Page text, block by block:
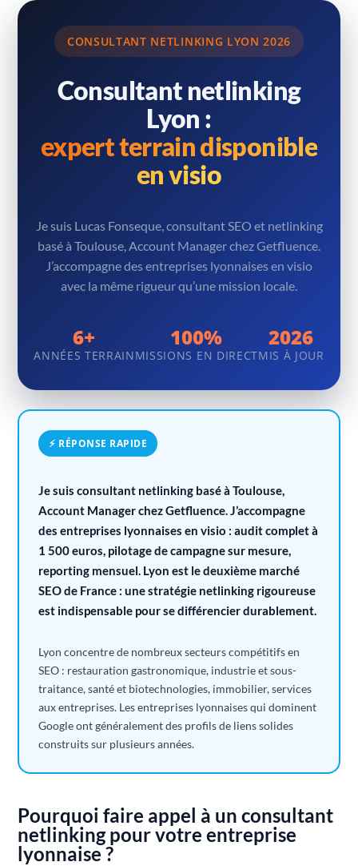
CONSULTANT NETLINKING LYON 2026
Consultant netlinking
Lyon :
expert terrain disponible
en visio
Je suis Lucas Fonseque, consultant SEO et netlinking
basé à Toulouse, Account Manager chez Getfluence.
J’accompagne des entreprises lyonnaises en visio
avec la même rigueur qu’une mission locale.
6+
ANNÉES TERRAIN
100%
MISSIONS EN DIRECT
2026
MIS À JOUR
⚡ RÉPONSE RAPIDE
Je suis consultant netlinking basé à Toulouse,
Account Manager chez Getfluence. J’accompagne
des entreprises lyonnaises en visio : audit complet à
1 500 euros, pilotage de campagne sur mesure,
reporting mensuel. Lyon est le deuxième marché
SEO de France : une stratégie netlinking rigoureuse
est indispensable pour se différencier durablement.
Lyon concentre de nombreux secteurs compétitifs en
SEO : restauration gastronomique, industrie et sous-
traitance, santé et biotechnologies, immobilier, services
aux entreprises. Les entreprises lyonnaises qui dominent
Google ont généralement des profils de liens solides
construits sur plusieurs années.
Pourquoi faire appel à un consultant
netlinking pour votre entreprise
lyonnaise ?